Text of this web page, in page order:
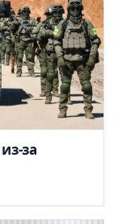
за